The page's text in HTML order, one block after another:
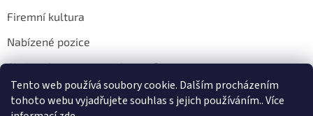
Tento web používá soubory cookie. Dalším procházením
tohoto webu vyjadřujete souhlas s jejich používáním.. Více
Firemní kultura
Nabízené pozice
Chci u vás pracovat. Jak na to?